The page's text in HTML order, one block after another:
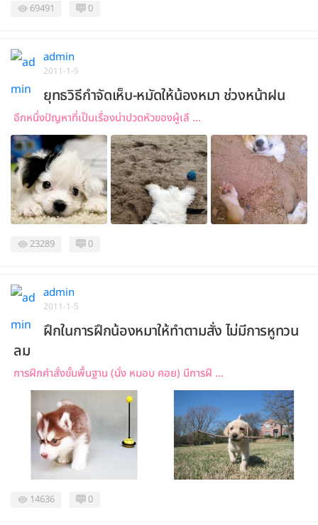
69491 0
admin
2011-1-5
ยุทธวิธีกำจัดเห็บ-หมัดให้น้องหมา ช่วงหน้าฝน
อีกหนึ่งปัญหาที่เป็นเรื่องน่าปวดหัวของผู้เลี ...
23289 0
admin
2011-1-5
ฝึกในการฝึกน้องหมาให้ทำตามสั่ง ไม่มีการหูทวน
ลม
การฝึกคำสั่งขั้นพื้นฐาน (นั่ง หมอบ คอย) มีการฝึ ...
14636 0